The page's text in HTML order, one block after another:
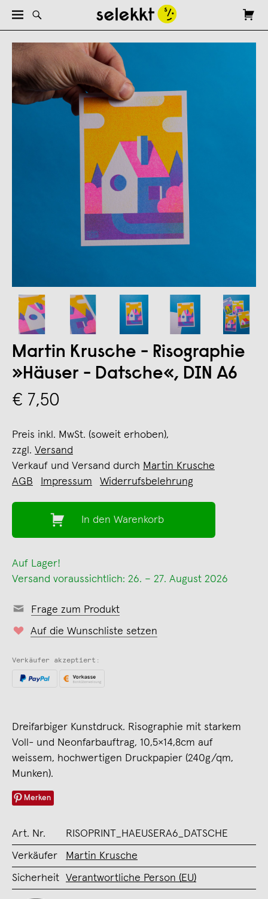
Martin Krusche - Risographie
»Häuser - Datsche«, DIN A6
€ 7,50
Preis inkl. MwSt. (soweit erhoben),
zzgl. Versand
Verkauf und Versand durch Martin Krusche
AGB
Impressum Widerrufsbelehrung
In den Warenkorb
Auf Lager!
Versand voraussichtlich: 26. – 27. August 2026
Frage zum Produkt
Auf die Wunschliste setzen
Verkäufer akzeptiert:
Dreifarbiger Kunstdruck. Risographie mit starkem
Voll- und Neonfarbauftrag, 10,5×14,8cm auf
weissem, hochwertigen Druckpapier (240g/qm,
Munken).
Merken
Art. Nr. RISOPRINT_HAEUSERA6_DATSCHE
Verkäufer Martin Krusche
Sicherheit Verantwortliche Person (EU)